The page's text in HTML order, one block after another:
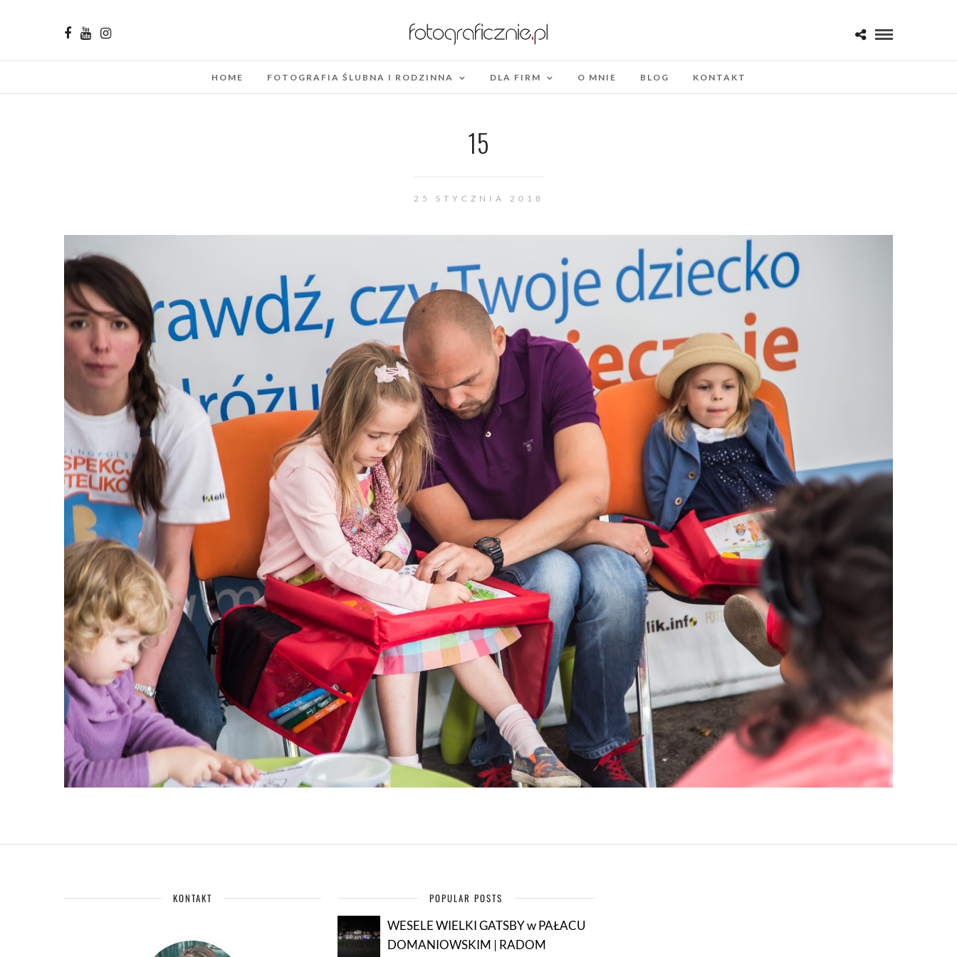
HOME FOTOGRAFIA ŚLUBNA I RODZINNA DLA FIRM O MNIE BLOG KONTAKT
15
25 STYCZNIA 2018
KONTAKT POPULAR POSTS
WESELE WIELKI GATSBY w PAŁACU
DOMANIOWSKIM | RADOM